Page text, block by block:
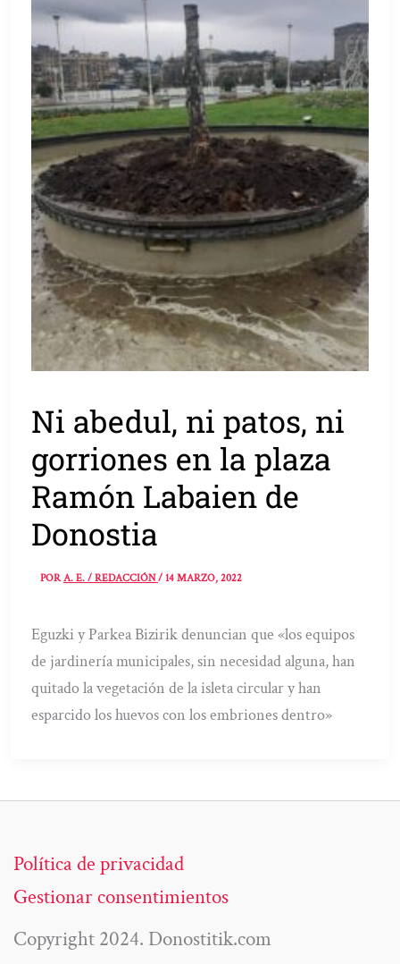
Ni abedul, ni patos, ni
gorriones en la plaza
Ramón Labaien de
Donostia
PORA. E. / REDACCIÓN/14 MARZO, 2022
Eguzki y Parkea Bizirik denuncian que «los equipos
de jardinería municipales, sin necesidad alguna, han
quitado la vegetación de la isleta circular y han
esparcido los huevos con los embriones dentro»
Política de privacidad
Gestionar consentimientos
Copyright 2024. Donostitik.com